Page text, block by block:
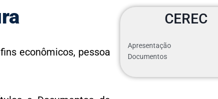
econômicos, pessoa
CEREC
Apresentação
Documentos